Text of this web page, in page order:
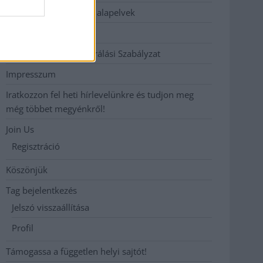
Etikai és függetlenségi alapelvek
Hozzászólási és Moderálási Szabályzat
Impresszum
Iratkozzon fel heti hírlevelünkre és tudjon meg
még többet megyénkről!
Join Us
Regisztráció
Köszönjük
Tag bejelentkezés
Jelszó visszaállítása
Profil
Támogassa a független helyi sajtót!